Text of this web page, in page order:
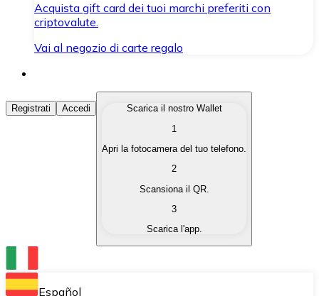
Acquista gift card dei tuoi marchi preferiti con
criptovalute.
Vai al negozio di carte regalo
Acquista Criptovalute
Acquista le criptovalute che ti interessano in modo
Converti le tue criptovalute in valuta fiat quando ne
Scambia una criptovaluta con un'altra
Conserva le tue cripto in un Wallet self-custodial.
Registrati Accedi
Scarica il nostro Wallet
1
Apri la fotocamera del tuo telefono.
2
Scansiona il QR.
3
Scarica l'app.
Español